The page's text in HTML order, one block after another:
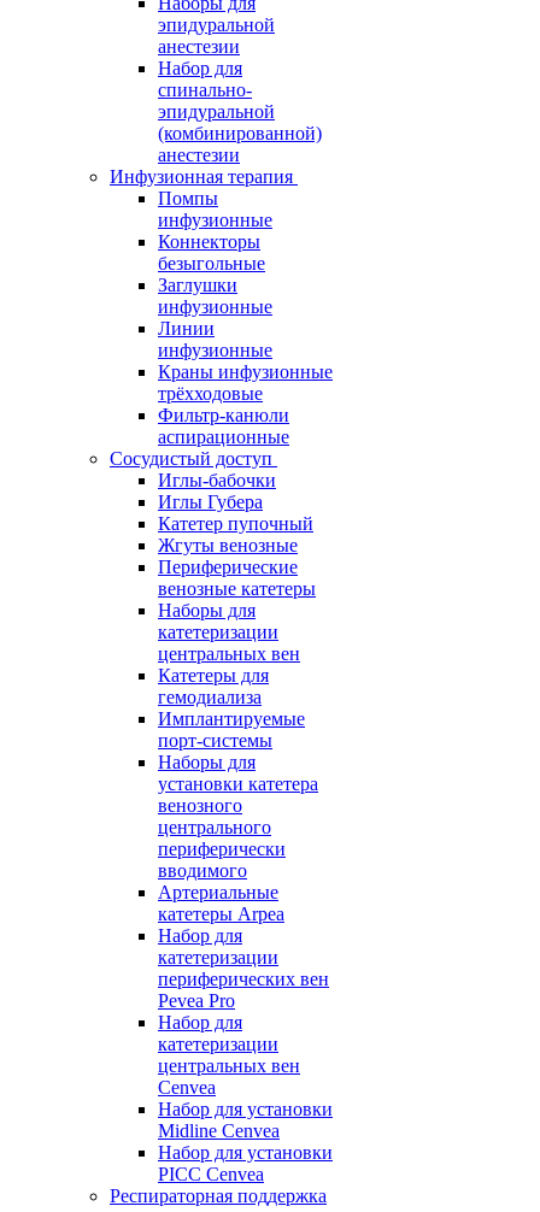
эпидуральной
анестезии
Набор для
спинально-
эпидуральной
(комбинированной)
анестезии
Инфузионная терапия
Помпы
инфузионные
Коннекторы
безыгольные
Заглушки
инфузионные
Линии
инфузионные
Краны инфузионные
трёхходовые
Фильтр-канюли
аспирационные
Сосудистый доступ
Иглы-бабочки
Иглы Губера
Катетер пупочный
Жгуты венозные
Периферические
венозные катетеры
Наборы для
катетеризации
центральных вен
Катетеры для
гемодиализа
Имплантируемые
порт‑системы
Наборы для
установки катетера
венозного
центрального
периферически
вводимого
Артериальные
катетеры Arpea
Набор для
катетеризации
периферических вен
Pevea Pro
Набор для
катетеризации
центральных вен
Cenvea
Набор для установки
Midline Cenvea
Набор для установки
PICC Cenvea
Респираторная поддержка